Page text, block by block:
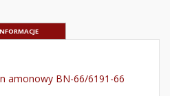
amonowy BN-66/6191-66